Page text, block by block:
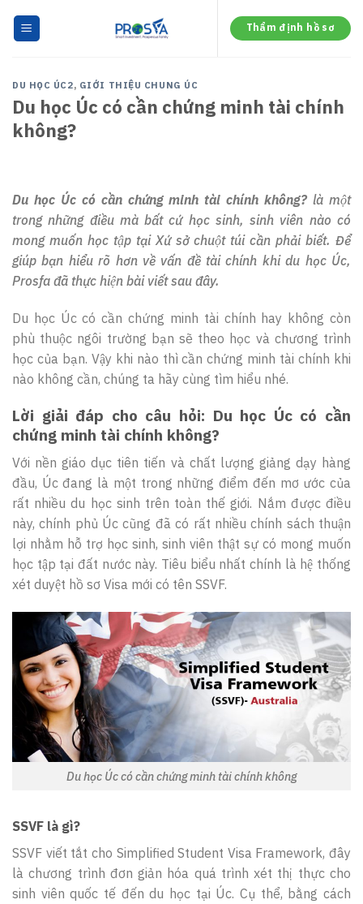
Thẩm định hồ sơ
DU HỌC ÚC2, GIỚI THIỆU CHUNG ÚC
Du học Úc có cần chứng minh tài chính
không?
Du học Úc có cần chứng minh tài chính không? là một
trong những điều mà bất cứ học sinh, sinh viên nào có
mong muốn học tập tại Xứ sở chuột túi cần phải biết. Để
giúp bạn hiểu rõ hơn về vấn đề tài chính khi du học Úc,
Prosfa đã thực hiện bài viết sau đây.
Du học Úc có cần chứng minh tài chính hay không còn
phù thuộc ngôi trường bạn sẽ theo học và chương trình
học của bạn. Vậy khi nào thì cần chứng minh tài chính khi
nào không cần, chúng ta hãy cùng tìm hiểu nhé.
Lời giải đáp cho câu hỏi: Du học Úc có cần
chứng minh tài chính không?
Với nền giáo dục tiên tiến và chất lượng giảng dạy hàng
đầu, Úc đang là một trong những điểm đến mơ ước của
rất nhiều du học sinh trên toàn thế giới. Nắm được điều
này, chính phủ Úc cũng đã có rất nhiều chính sách thuận
lợi nhằm hỗ trợ học sinh, sinh viên thật sự có mong muốn
học tập tại đất nước này. Tiêu biểu nhất chính là hệ thống
xét duyệt hồ sơ Visa mới có tên SSVF.
Du học Úc có cần chứng minh tài chính không
SSVF là gì?
SSVF viết tắt cho Simplified Student Visa Framework, đây
là chương trình đơn giản hóa quá trình xét thị thực cho
sinh viên quốc tế đến du học tại Úc. Cụ thể, bằng cách